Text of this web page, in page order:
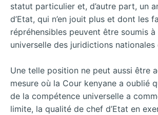
statut particulier et, d’autre part, un
d’Etat, qui n’en jouit plus et dont les
répréhensibles peuvent être soumis
universelle des juridictions nationales
Une telle position ne peut aussi être
mesure où la Cour kenyane a oublié
de la compétence universelle a
limite, la qualité de chef d’Etat en